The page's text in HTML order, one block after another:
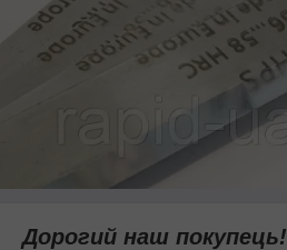
Дорогий наш покупець!